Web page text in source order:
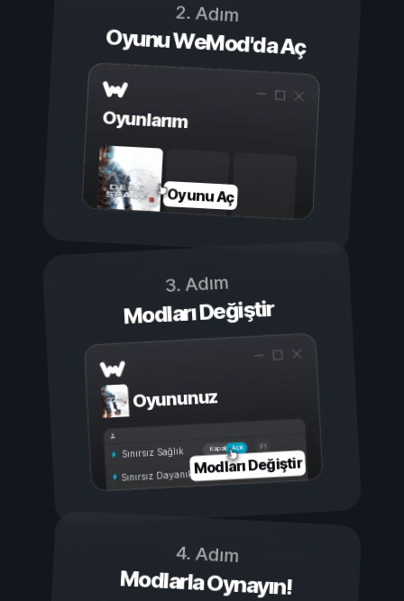
2. Adım
Oyunu WeMod'da Aç
Oyunlarım
Oyunu Aç
3. Adım
Modları Değiştir
Oyununuz
Açık
Kapalı
Sınırsız Sağlık
Sınırsız DayanıklılıkModları Değiştir
4. Adım
Modlarla Oynayın!